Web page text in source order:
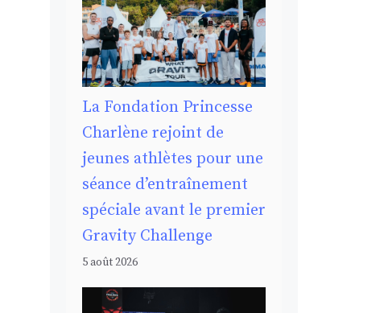
La Fondation Princesse
Charlène rejoint de
jeunes athlètes pour une
séance d’entraînement
spéciale avant le premier
Gravity Challenge
5 août 2026